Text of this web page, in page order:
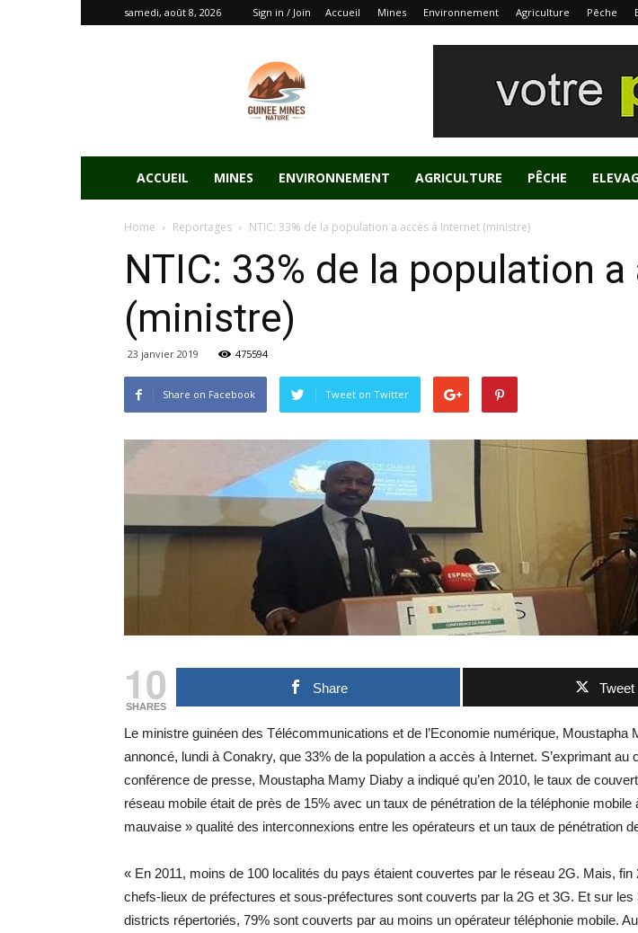
samedi, août 8, 2026 Sign in / Join Accueil Mines Environnement Agriculture Pêche
ACCUEIL MINES ENVIRONNEMENT AGRICULTURE PÊCHE
Home Reportages NTIC: 33% de la population a accès à Internet (ministre)
NTIC: 33% de la population
(ministre)
23 janvier 2019 475594
Share on Facebook Tweet on Twitter
10
SHARES
Share Tweet
Le ministre guinéen des Télécommunications et de l’Economie numérique, Moustapha
annoncé, lundi à Conakry, que 33% de la population a accès à Internet. S’exprimant au
conférence de presse, Moustapha Mamy Diaby a indiqué qu’en 2010, le taux de
réseau mobile était de près de 15% avec un taux de pénétration de la téléphonie mobile
mauvaise » qualité des interconnexions entre les opérateurs et un taux de pénétration
« En 2011, moins de 100 localités du pays étaient couvertes par le réseau 2G. Mais, fin
chefs-lieux de préfectures et sous-préfectures sont couverts par la 2G et 3G. Et sur les
districts répertoriés, 79% sont couverts par au moins un opérateur téléphonie mobile.